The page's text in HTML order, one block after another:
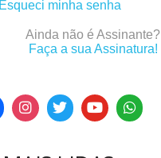
Esqueci minha senha
Ainda não é Assinante?
Faça a sua Assinatura!